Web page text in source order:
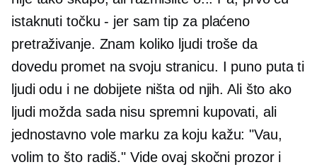
istaknuti točku- jer sam tip za plaćeno
pretraživanje. Znam koliko ljudi troše da
dovedu promet na svoju stranicu. I puno puta ti
ljudi odu i ne dobijete ništa od njih. Ali što ako
ljudi možda sada nisu spremni kupovati, ali
jednostavno vole marku za koju kažu: "Vau,
volim to što radiš." Vide ovaj skočni prozor i